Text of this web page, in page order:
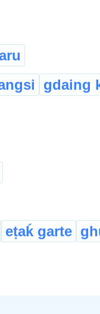
gdaing
eṭaḱ garte